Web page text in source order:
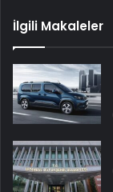
İlgili Makaleler